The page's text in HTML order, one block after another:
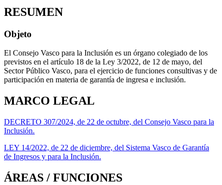
RESUMEN
Objeto
El Consejo Vasco para la Inclusión es un órgano colegiado de los
previstos en el artículo 18 de la Ley 3/2022, de 12 de mayo, del
Sector Público Vasco, para el ejercicio de funciones consultivas y de
participación en materia de garantía de ingresa e inclusión.
MARCO LEGAL
DECRETO 307/2024, de 22 de octubre, del Consejo Vasco para la
Inclusión.
LEY 14/2022, de 22 de diciembre, del Sistema Vasco de Garantía
de Ingresos y para la Inclusión.
ÁREAS / FUNCIONES